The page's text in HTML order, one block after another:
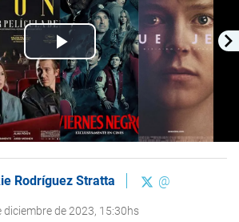
Play
Video
Rodríguez Stratta @
diciembre de 2023, 15:30hs